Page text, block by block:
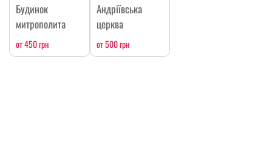
Будинок
митрополита
от 450 грн
Андріївська
церква
от 500 грн